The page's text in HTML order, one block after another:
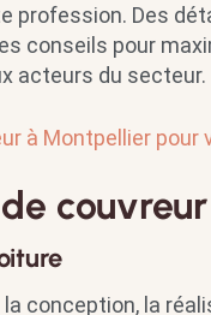
profession. Des
conseils pour
acteurs du secteur.
à Montpellier
couvreur
conception, la